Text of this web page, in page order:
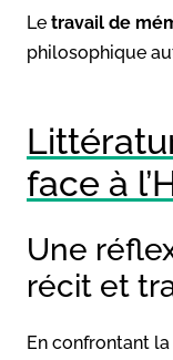
Le travail de
philosophique
face à
Une
récit et
En confrontant